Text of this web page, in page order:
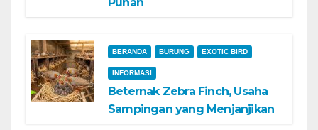
BERANDA BURUNG EXOTIC BIRD
INFORMASI
Beternak Zebra Finch, Usaha
Sampingan yang Menjanjikan